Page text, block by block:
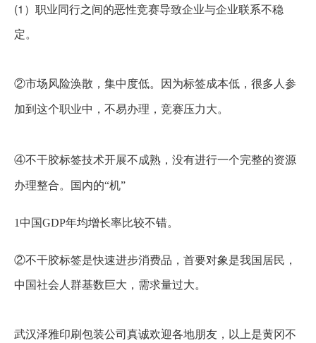
(1）职业同行之间的恶性竞赛导致企业与企业联系不稳
定。
②市场风险涣散，集中度低。 因为标签成本低，很多人参
加到这个职业中，不易办理，竞赛压力大。
④不干胶标签技术开展不成熟，没有进行一个完整的资源
办理整合。国内的“机”
1中国GDP年均增长率比较不错。
②不干胶标签是快速进步消费品，首要对象是我国居民，
中国社会人群基数巨大，需求量过大。
武汉泽雅印刷包装公司真诚欢迎各地朋友，以上是黄冈不